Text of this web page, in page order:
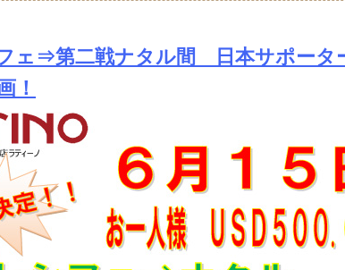
ェ⇒第二戦ナタル間 日本サポータ
！